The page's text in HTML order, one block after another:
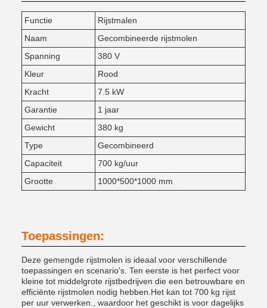
Functie
Rijstmalen
Naam
Gecombineerde rijstmolen
Spanning
380 V
Kleur
Rood
Kracht
7.5 kW
Garantie
1 jaar
Gewicht
380 kg
Type
Gecombineerd
Capaciteit
700 kg/uur
Grootte
1000*500*1000 mm
Toepassingen:
Deze gemengde rijstmolen is ideaal voor verschillende
toepassingen en scenario's. Ten eerste is het perfect voor
kleine tot middelgrote rijstbedrijven die een betrouwbare en
efficiënte rijstmolen nodig hebben.Het kan tot 700 kg rijst
per uur verwerken., waardoor het geschikt is voor dagelijks